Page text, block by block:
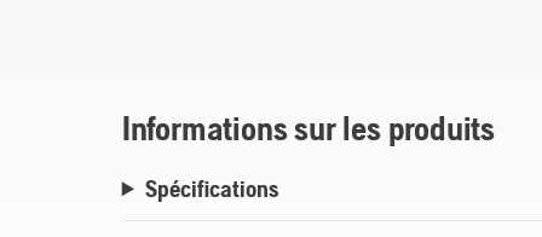
Informations sur les produits
Spécifications